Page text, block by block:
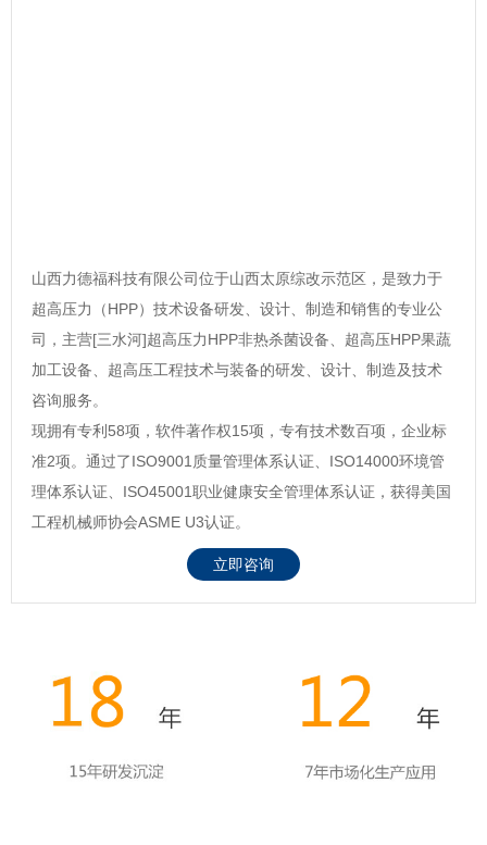
山西力德福科技有限公司位于山西太原综改示范区，是致力于
超高压力（HPP）技术设备研发、设计、制造和销售的专业公
司，主营[三水河]超高压力HPP非热杀菌设备、超高压HPP果蔬
加工设备、超高压工程技术与装备的研发、设计、制造及技术
咨询服务。
现拥有专利58项，软件著作权15项，专有技术数百项，企业标
准2项。通过了ISO9001质量管理体系认证、ISO14000环境管
理体系认证、ISO45001职业健康安全管理体系认证，获得美国
工程机械师协会ASME U3认证。
立即咨询